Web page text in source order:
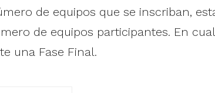
de equipos que se inscriban,
de equipos participantes. En
una Fase Final.